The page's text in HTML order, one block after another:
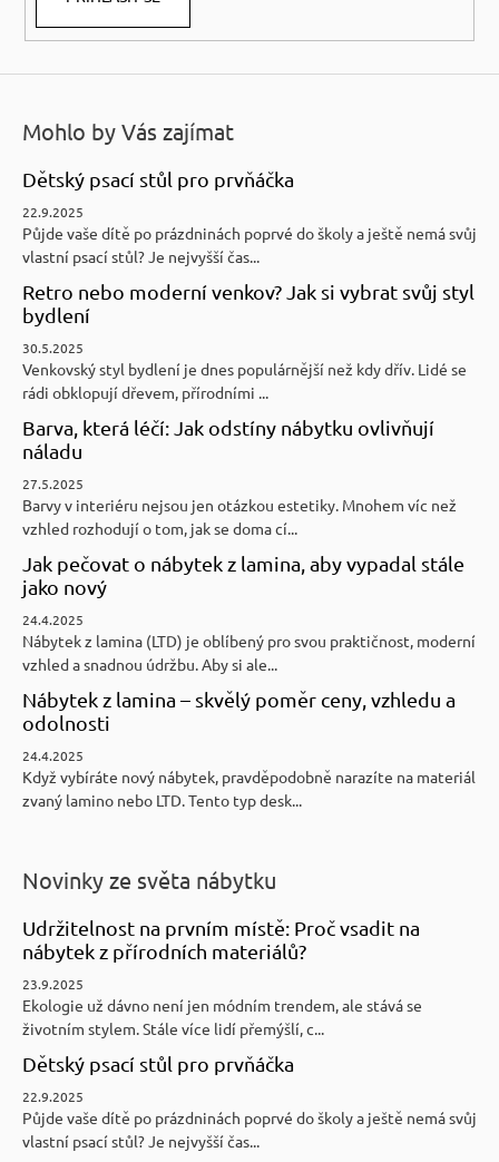
Mohlo by Vás zajímat
Dětský psací stůl pro prvňáčka
22.9.2025
Půjde vaše dítě po prázdninách poprvé do školy a ještě nemá svůj
vlastní psací stůl? Je nejvyšší čas...
Retro nebo moderní venkov? Jak si vybrat svůj styl
bydlení
30.5.2025
Venkovský styl bydlení je dnes populárnější než kdy dřív. Lidé se
rádi obklopují dřevem, přírodními ...
Barva, která léčí: Jak odstíny nábytku ovlivňují
náladu
27.5.2025
Barvy v interiéru nejsou jen otázkou estetiky. Mnohem víc než
vzhled rozhodují o tom, jak se doma cí...
Jak pečovat o nábytek z lamina, aby vypadal stále
jako nový
24.4.2025
Nábytek z lamina (LTD) je oblíbený pro svou praktičnost, moderní
vzhled a snadnou údržbu. Aby si ale...
Nábytek z lamina – skvělý poměr ceny, vzhledu a
odolnosti
24.4.2025
Když vybíráte nový nábytek, pravděpodobně narazíte na materiál
zvaný lamino nebo LTD. Tento typ desk...
Novinky ze světa nábytku
Udržitelnost na prvním místě: Proč vsadit na
nábytek z přírodních materiálů?
23.9.2025
Ekologie už dávno není jen módním trendem, ale stává se
životním stylem. Stále více lidí přemýšlí, c...
Dětský psací stůl pro prvňáčka
22.9.2025
Půjde vaše dítě po prázdninách poprvé do školy a ještě nemá svůj
vlastní psací stůl? Je nejvyšší čas...